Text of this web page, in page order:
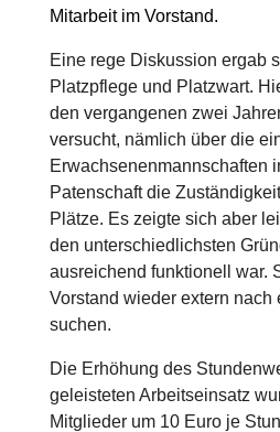
Mitarbeit im Vorstand.
Eine rege Diskussion ergab
Platzpflege und Platzwart.
den vergangenen zwei
versucht, nämlich über die
Erwachsenenmannschaften
Patenschaft die
Plätze. Es zeigte sich aber
den unterschiedlichsten
ausreichend funktionell war.
Vorstand wieder extern nach
suchen.
Die Erhöhung des
geleisteten Arbeitseinsatz
Mitglieder um 10 Euro je